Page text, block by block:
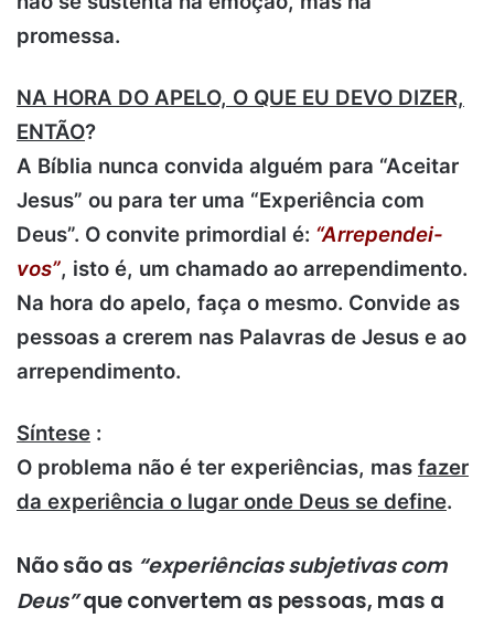
promessa.
NA HORA DO APELO, O QUE EU DEVO DIZER,
ENTÃO?
A Bíblia nunca convida alguém para “Aceitar
Jesus” ou para ter uma “Experiência com
Deus”. O convite primordial é: “Arrependei-
vos”, isto é, um chamado ao arrependimento.
Na hora do apelo, faça o mesmo. Convide as
pessoas a crerem nas Palavras de Jesus e ao
arrependimento.
Síntese :
O problema não é ter experiências, mas fazer
da experiência o lugar onde Deus se define.
Não são as “experiências subjetivas com
Deus”que convertem as pessoas, mas a